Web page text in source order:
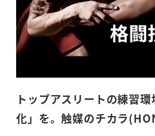
トップアスリートの練習
化」を。触媒のチカラ